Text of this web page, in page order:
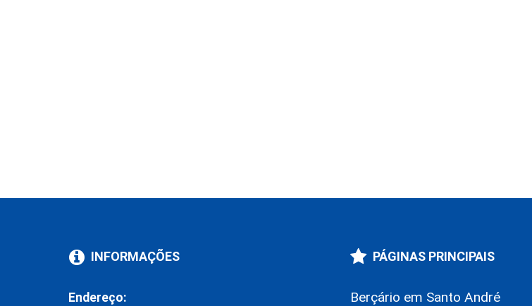
INFORMAÇÕES
Endereço:
PÁGINAS PRINCIPAIS
Berçário em Santo André